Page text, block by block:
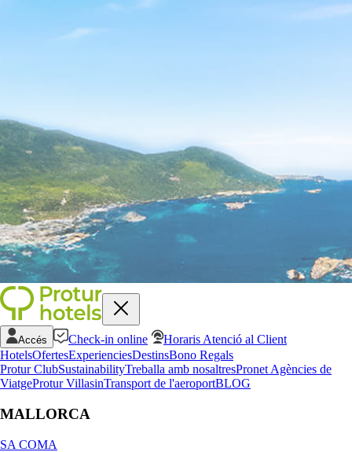
Accés Check-in online
Horaris Atenció al Client
HotelsOfertesExperienciesDestinsBono Regals
Protur ClubSustainabilityTreballa amb nosaltresPronet Agències de
ViatgeProtur VillasinTransport de l'aeroportBLOG
MALLORCA
SA COMA